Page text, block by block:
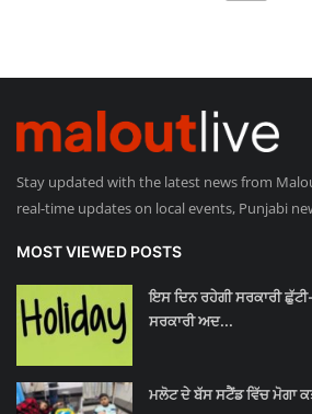
Sri Muktsar Sahib News
Punjab
Important
Contact Us
Stay updated with the latest news from
real-time updates on local events, Punjabi
MOST VIEWED POSTS
ਇਸ ਦਿਨ ਰਹੇਗੀ ਸਰਕਾਰੀ
ਸਰਕਾਰੀ ਅਦ...
ਮਲੋਟ ਦੇ ਬੱਸ ਸਟੈਂਡ ਵਿੱਚ ਮੋਗਾ